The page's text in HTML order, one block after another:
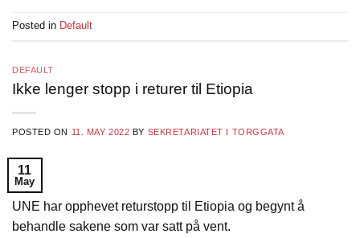
Posted in Default
DEFAULT
Ikke lenger stopp i returer til Etiopia
POSTED ON 11. MAY 2022 BY SEKRETARIATET I TORGGATA
11
May
UNE har opphevet returstopp til Etiopia og begynt å
behandle sakene som var satt på vent.